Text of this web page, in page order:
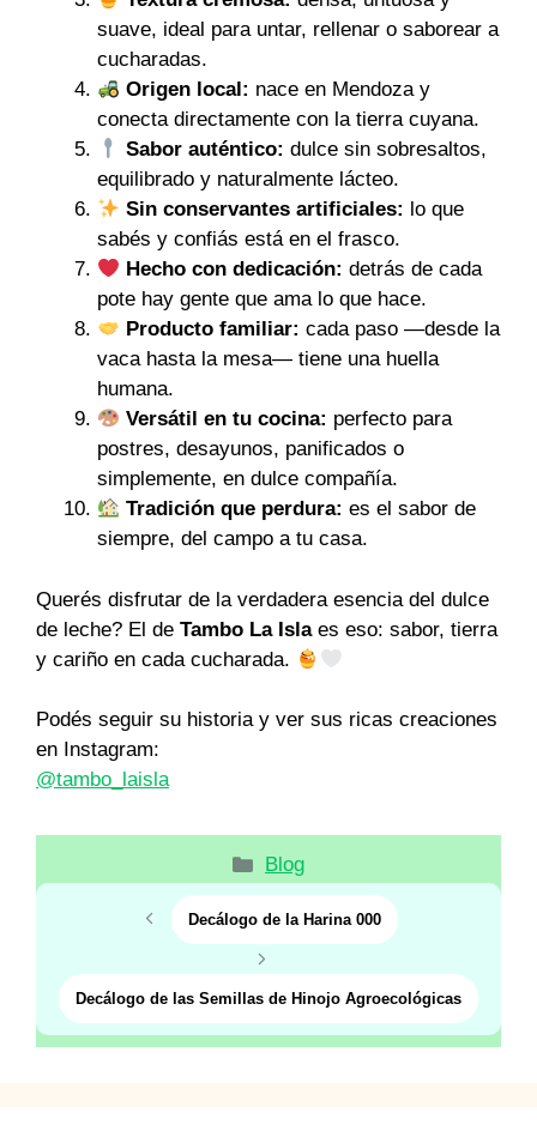
suave, ideal para untar, rellenar o saborear a
cucharadas.
Origen local: nace en Mendoza y
conecta directamente con la tierra cuyana.
Sabor auténtico: dulce sin sobresaltos,
equilibrado y naturalmente lácteo.
Sin conservantes artificiales: lo que
sabés y confiás está en el frasco.
Hecho con dedicación: detrás de cada
pote hay gente que ama lo que hace.
Producto familiar: cada paso —desde la
vaca hasta la mesa— tiene una huella
humana.
Versátil en tu cocina: perfecto para
postres, desayunos, panificados o
simplemente, en dulce compañía.
Tradición que perdura: es el sabor de
siempre, del campo a tu casa.
Querés disfrutar de la verdadera esencia del dulce
de leche? El de Tambo La Islaes eso: sabor, tierra
y cariño en cada cucharada.
Podés seguir su historia y ver sus ricas creaciones
en Instagram:
@tambo_laisla
Categorías
Blog
Decálogo de la Harina 000
Decálogo de las Semillas de Hinojo Agroecológicas